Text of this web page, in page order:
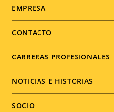
Footer
menu
EMPRESA
CONTACTO
CARRERAS PROFESIONALES
NOTICIAS E HISTORIAS
SOCIO